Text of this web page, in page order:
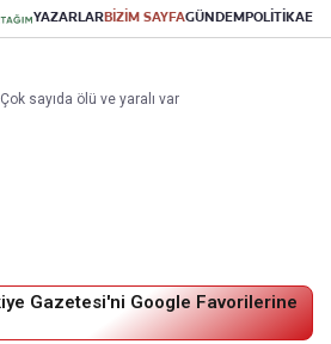
YAZARLARBİZİM SAYFAGÜNDEMPOLİTİKA
sayıda ölü ve yaralı var
Gazetesi'ni Google Favorilerine